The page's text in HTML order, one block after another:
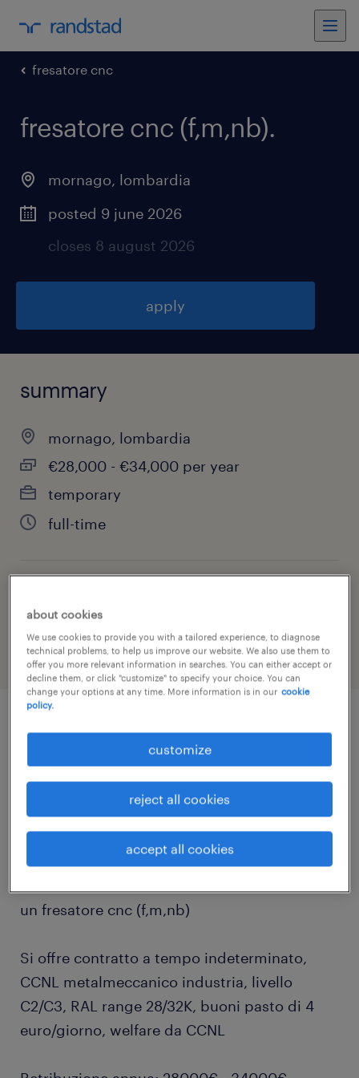
fresatore cnc
fresatore cnc (f,m,nb).
mornago, lombardia
posted 9 june 2026
closes 8 august 2026
apply
summary
mornago, lombardia
€28,000 - €34,000 per year
temporary
full-time
other
job details
Randstad Talent Selection cerca per storica
azienda metalmeccanica di produzione
componenti e strutture per il settore dei
trasporti
un fresatore cnc (f,m,nb)
Si offre contratto a tempo indeterminato,
CCNL metalmeccanico industria, livello
C2/C3, RAL range 28/32K, buoni pasto di 4
euro/giorno, welfare da CCNL
about cookies
We use cookies to provide you with a tailored experience, to diagnose
technical problems, to help us improve our website. We also use them to
offer you more relevant information in searches. You can either accept or
decline them, or click "customize" to specify your choice. You can
change your options at any time. More information is in our cookie
policy.
customize
reject all cookies
accept all cookies